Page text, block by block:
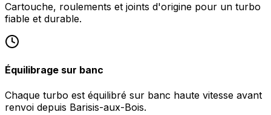
Cartouche, roulements et joints d'origine pour un turbo
fiable et durable.
Équilibrage sur banc
Chaque turbo est équilibré sur banc haute vitesse avant
renvoi depuis Barisis-aux-Bois.